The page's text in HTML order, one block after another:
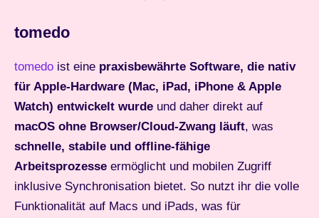
tomedo
tomedo ist eine praxisbewährte Software, die nativ
für Apple-Hardware (Mac, iPad, iPhone & Apple
Watch) entwickelt wurde und daher direkt auf
macOS ohne Browser/Cloud-Zwang läuft, was
schnelle, stabile und offline-fähige
Arbeitsprozesse ermöglicht und mobilen Zugriff
inklusive Synchronisation bietet. So nutzt ihr die volle
Funktionalität auf Macs und iPads, was für